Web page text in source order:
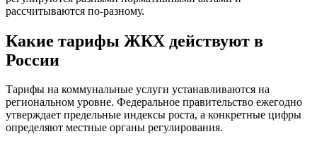
рассчитываются по-разному.
Какие тарифы ЖКХ действуют в
России
Тарифы на коммунальные услуги устанавливаются на
региональном уровне. Федеральное правительство ежегодно
утверждает предельные индексы роста, а конкретные цифры
определяют местные органы регулирования.